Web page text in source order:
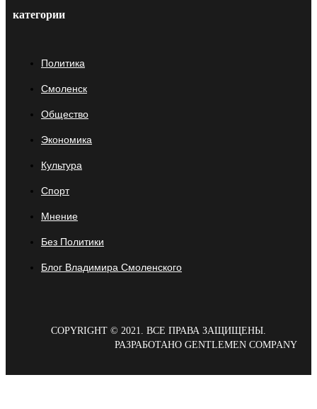
категории
Политика
Смоленск
Общество
Экономика
Культура
Спорт
Мнение
Без Политики
Блог Владимира Смоленского
COPYRIGHT © 2021. ВСЕ ПРАВА ЗАЩИЩЕНЫ.
РАЗРАБОТАНО GENTLEMEN COMPANY